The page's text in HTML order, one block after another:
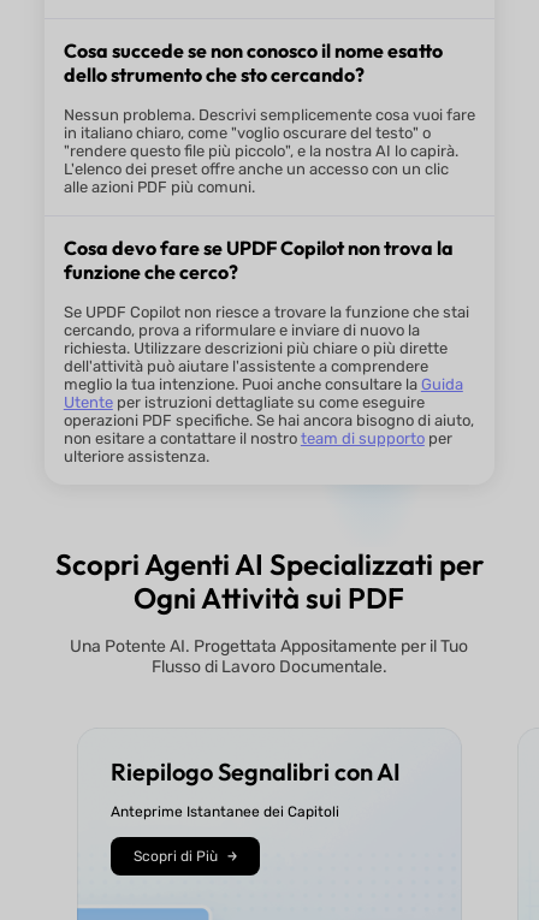
Funzionalità Principali
Gestione Segnalibri e Strutture
Modalità Presentazione
Annotazioni
Modifica Testo, Immagini, Link e Moduli
OCR e Conversione
Salva, Cloud, Condividi, Stampa e
Organizzazione Pagine
Agente AI UPDF
complessi e iniziare a modificare immediatamente.
Cosa succede se non conosco il nome esatto
dello strumento che sto cercando?
Nessun problema. Descrivi semplicemente cosa vuoi fare
in italiano chiaro, come "voglio oscurare del testo" o
"rendere questo file più piccolo", e la nostra AI lo capirà.
L'elenco dei preset offre anche un accesso con un clic
alle azioni PDF più comuni.
Cosa devo fare se UPDF Copilot non trova la
funzione che cerco?
Se UPDF Copilot non riesce a trovare la funzione che stai
cercando, prova a riformulare e inviare di nuovo la
richiesta. Utilizzare descrizioni più chiare o più dirette
dell'attività può aiutare l'assistente a comprendere
meglio la tua intenzione. Puoi anche consultare la Guida
Utenteper istruzioni dettagliate su come eseguire
operazioni PDF specifiche. Se hai ancora bisogno di aiuto,
non esitare a contattare il nostro team di supportoper
ulteriore assistenza.
Scopri Agenti AI Specializzati per
Ogni Attività sui PDF
Una Potente AI. Progettata Appositamente per il Tuo
Flusso di Lavoro Documentale.
Riepilogo Segnalibri con AI
Anteprime Istantanee dei Capitoli
Scopri di Più